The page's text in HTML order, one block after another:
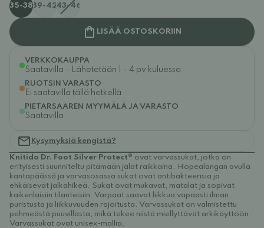
35-3839-4243-46
LISÄÄ OSTOSKORIIN
VERKKOKAUPPA
Saatavilla - Lähetetään 1 - 4 pv kuluessa
RUOTSIN VARASTO
Ei saatavilla tällä hetkellä
PIETARSAAREN MYYMÄLÄ JA VARASTO
Saatavilla
Kysymyksiä kengistä?
Knitido Dr. Foot Silver Protect® ovat varvassukat, jotka on
erityisesti suunniteltu pitämään jalat raikkaina. Hopealangan avulla
kantapäässä ja varvasosassa sukat ovat antibakteerisia ja
ehkäisevät jalkahikeä. Sukat ovat mukavat, matalat ja sopivat
kaikenlaisiin tilanteisiin. Varpaat saavat liikkua vapaasti ilman
puristusta ja liikkuvuuden rajoitusta. Varvassukat on valmistettu
pehmeästä puuvillasta, mikä tekee niistä miellyttävät arkikäyttöön.
Varvassukat ovat unisex-mallia.